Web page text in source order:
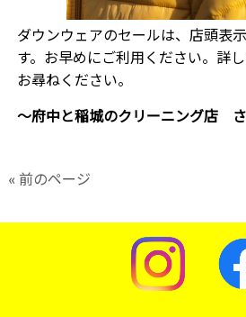
ダウンウェアのセールは、店頭表
す。お早めにご利用ください。詳
お尋ねください。
〜府中と稲城のクリーニング店
« 前のページ